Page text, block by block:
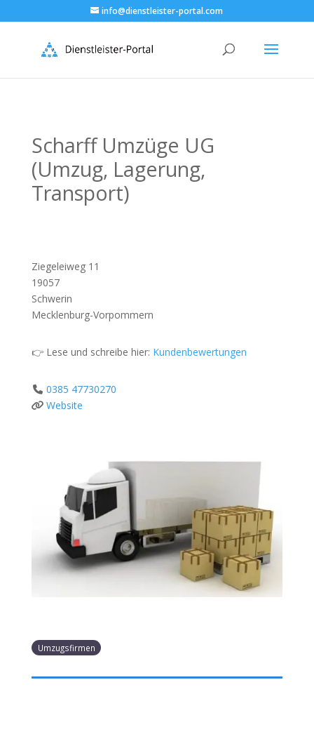
info@dienstleister-portal.com
Scharff Umzüge UG
(Umzug, Lagerung,
Transport)
Ziegeleiweg 11
19057
Schwerin
Mecklenburg-Vorpommern
👉 Lese und schreibe hier: Kundenbewertungen
0385 47730270
Website
Umzugsfirmen